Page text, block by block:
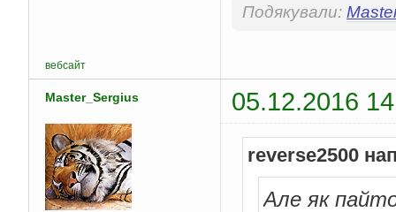
Подякували:
вебсайт
Master_Sergius 05.12.2016
reverse2500
Але як